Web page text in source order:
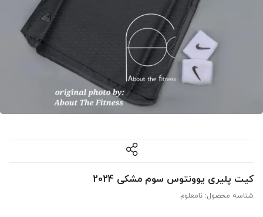
کیت پلیری یوونتوس سوم مشکی 2024
شناسه محصول: نامعلوم